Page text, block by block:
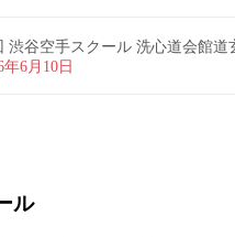
渋谷空手スクール 洗心道会館道
年6月10日
ル